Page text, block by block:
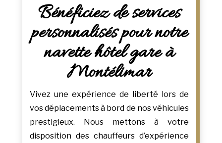
Bénéficiez de services
personnalisés pour notre
navette hôtel gare à
Montélimar
Vivez une expérience de liberté lors de
vos déplacements à bord de nos véhicules
prestigieux. Nous mettons à votre
disposition des chauffeurs d’expérience